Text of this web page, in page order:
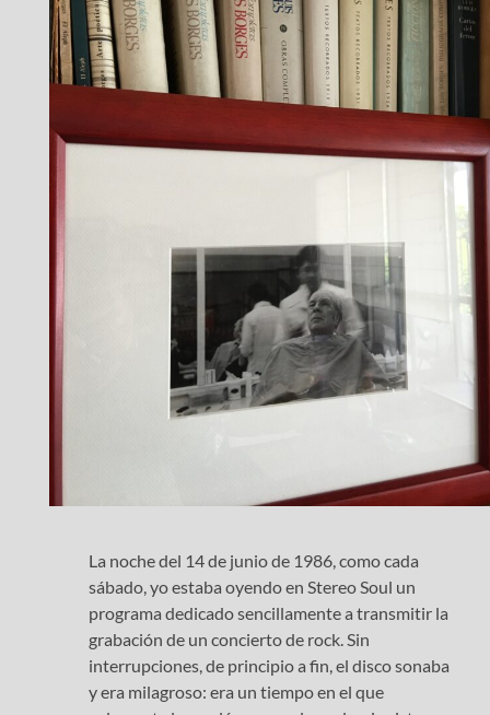
La noche del 14 de junio de 1986, como cada
sábado, yo estaba oyendo en Stereo Soul un
programa dedicado sencillamente a transmitir la
grabación de un concierto de rock. Sin
interrupciones, de principio a fin, el disco sonaba
y era milagroso: era un tiempo en el que